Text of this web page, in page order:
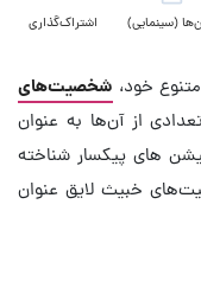
(سینمایی) اشتراک‌گذاری
خود، شخصیت‌های
از آن‌ها به عنوان
های پیکسار شناخته
خبیث لایق عنوان